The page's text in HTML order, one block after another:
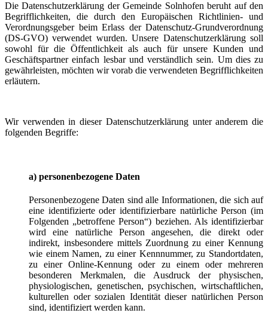
Die Datenschutzerklärung der Gemeinde Solnhofen beruht auf den
Begrifflichkeiten, die durch den Europäischen Richtlinien- und
Verordnungsgeber beim Erlass der Datenschutz-Grundverordnung
(DS-GVO) verwendet wurden. Unsere Datenschutzerklärung soll
sowohl für die Öffentlichkeit als auch für unsere Kunden und
Geschäftspartner einfach lesbar und verständlich sein. Um dies zu
gewährleisten, möchten wir vorab die verwendeten Begrifflichkeiten
erläutern.
Wir verwenden in dieser Datenschutzerklärung unter anderem die
folgenden Begriffe:
a) personenbezogene Daten
Personenbezogene Daten sind alle Informationen, die sich auf
eine identifizierte oder identifizierbare natürliche Person (im
Folgenden „betroffene Person“) beziehen. Als identifizierbar
wird eine natürliche Person angesehen, die direkt oder
indirekt, insbesondere mittels Zuordnung zu einer Kennung
wie einem Namen, zu einer Kennnummer, zu Standortdaten,
zu einer Online-Kennung oder zu einem oder mehreren
besonderen Merkmalen, die Ausdruck der physischen,
physiologischen, genetischen, psychischen, wirtschaftlichen,
kulturellen oder sozialen Identität dieser natürlichen Person
sind, identifiziert werden kann.